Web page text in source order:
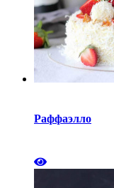
Раффаэлло